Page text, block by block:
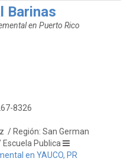
Barinas
en Puerto Rico
8326
/ Región: San German
Publica
en YAUCO, PR